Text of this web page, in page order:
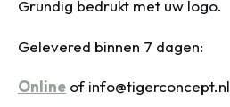
Grundig bedrukt met uw logo.
Gelevered binnen 7 dagen:
Online of info@tigerconcept.nl